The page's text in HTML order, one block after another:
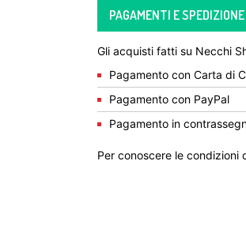
PAGAMENTI E SPEDIZIONE
Gli acquisti fatti su Necchi
Pagamento con Carta di
Pagamento con PayPal
Pagamento in
Per conoscere le condizioni